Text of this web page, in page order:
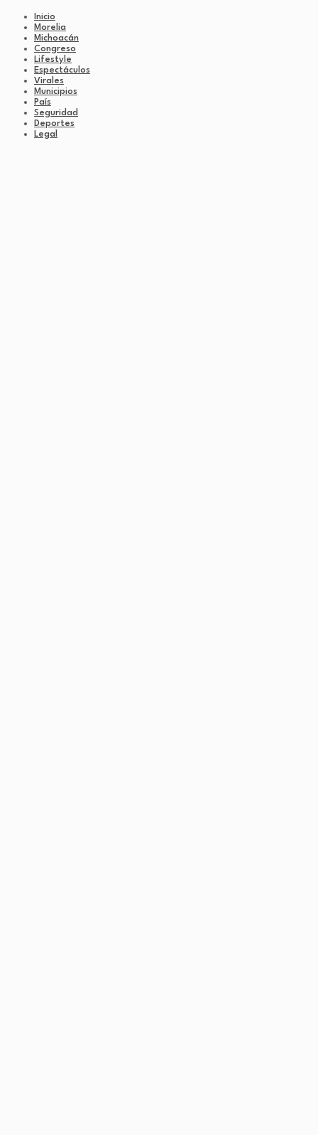
Inicio
Morelia
Michoacán
Congreso
Lifestyle
Espectáculos
Virales
Municipios
País
Seguridad
Deportes
Legal